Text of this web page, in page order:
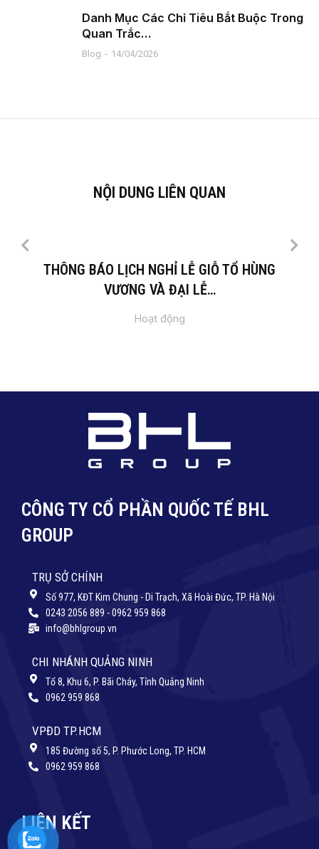
Danh Mục Các Chỉ Tiêu Bắt Buộc Trong
Quan Trắc…
Blog 14/04/2026
NỘI DUNG LIÊN QUAN
THÔNG BÁO LỊCH NGHỈ LỄ GIỖ TỔ HÙNG
VƯƠNG VÀ ĐẠI LỄ…
Hoạt động
CÔNG TY CỔ PHẦN QUỐC TẾ BHL
GROUP
TRỤ SỞ CHÍNH
Số 977, KĐT Kim Chung - Di Trạch, Xã Hoài Đức, TP. Hà Nội
0243 2056 889 - 0962 959 868
info@bhlgroup.vn
CHI NHÁNH QUẢNG NINH
Tổ 8, Khu 6, P. Bãi Cháy, Tỉnh Quảng Ninh
0962 959 868
VPĐD TP.HCM
185 Đường số 5, P. Phước Long, TP. HCM
0962 959 868
LIÊN KẾT